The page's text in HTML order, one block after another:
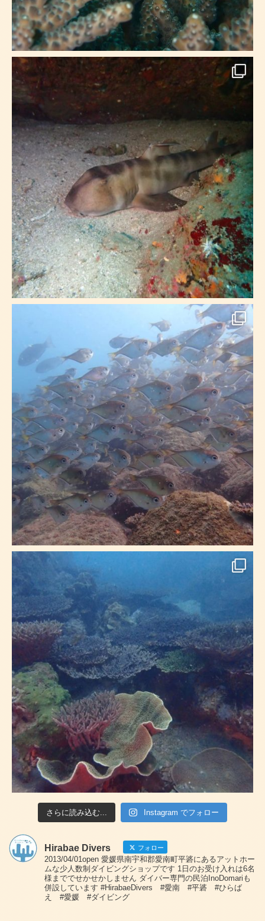
さらに読み込む... Instagram でフォロー
Hirabae Divers フォロー
2013/04/01open 愛媛県南宇和郡愛南町平碆にあるアットホー
ムな少人数制ダイビングショップです 1日のお受け入れは6名
様まででせかせかしません ダイバー専門の民泊InoDomariも
併設しています #HirabaeDivers #愛南 #平碆 #ひらば
え #愛媛 #ダイビング